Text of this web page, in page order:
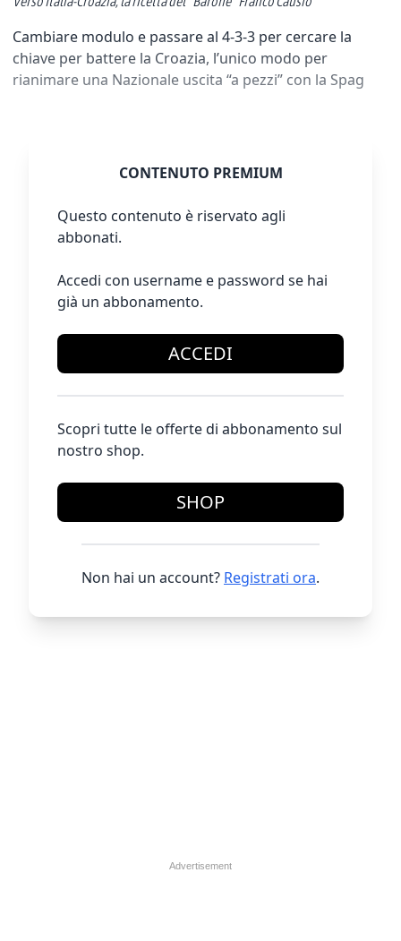
Cambiare modulo e passare al 4-3-3 per cercare la
chiave per battere la Croazia, l’unico modo per
rianimare una Nazionale uscita “a pezzi” con la Spag
CONTENUTO PREMIUM
Questo contenuto è riservato agli
abbonati.
Accedi con username e password se hai
già un abbonamento.
ACCEDI
Scopri tutte le offerte di abbonamento sul
nostro shop.
SHOP
Non hai un account? Registrati ora.